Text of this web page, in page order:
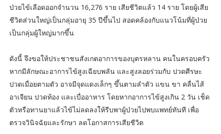
ป่วยไข้เลือดออกจำนวน 16,276 ราย เสียชีวิตแล้ว 14 ราย โดยผู้เสีย
ชีวิตส่วนใหญ่เป็นกลุ่มอายุ 35 ปีขึ้นไป สอดคล้องกับแนวโน้มที่ผู้ป่วย
เป็นกลุ่มผู้ใหญ่มากขึ้น
ดังนี้ จึงขอให้ประชาชนสังเกตอาการของบุตรหลาน คนในครอบครัว
หากมีลักษณะอาการไข้สูงเฉียบพลัน และสูงลอยร่วมกับ ปวดศีรษะ
ปวดเมื่อยตามตัว อาจมีจุดแดงเล็กๆ ขึ้นตามลำตัว แขน ขา คลื่นไส้
อาเจียน ปวดท้อง และเบื่ออาหาร โดยหากอาการไข้สูงเกิน 2 วัน เช็ด
ตัวหรือทานยาแล้วไข้ไม่ลดลงให้รีบพาผู้ป่วยไปพบแพทย์ทันที เพื่อ
ตรวจวินิจฉัยและรักษา ลดโอกาสการเสียชีวิต